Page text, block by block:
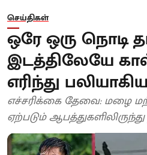
செய்திகள்
ஒரே ஒரு நொடி
இடத்திலேயே
எரிந்து
எச்சரிக்கை தேவை: மழை
ஏற்படும் ஆபத்துகளிலிருந்து